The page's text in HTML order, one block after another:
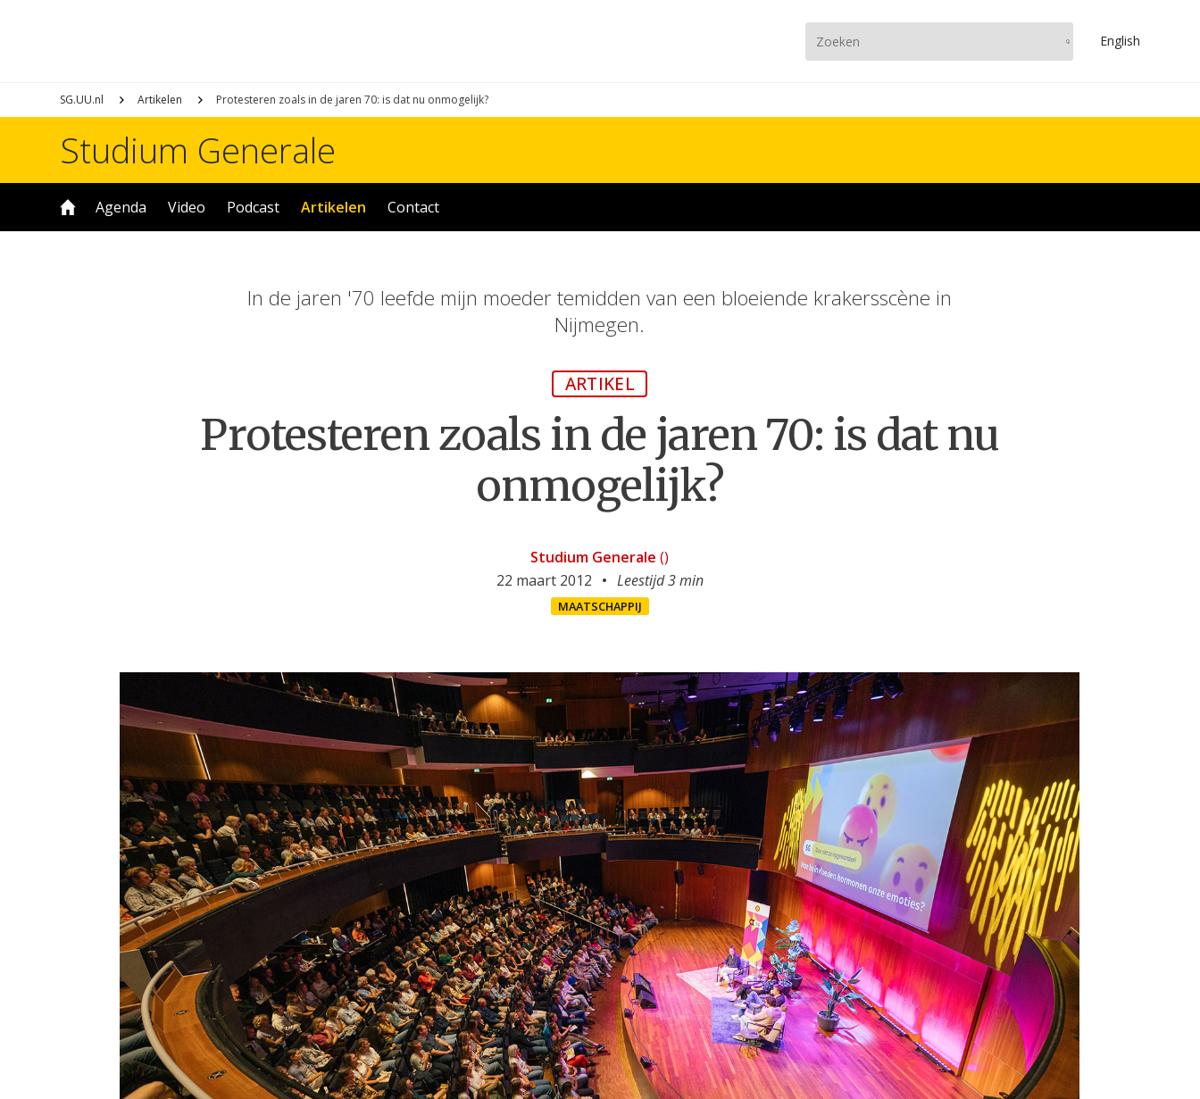
English
SG.UU.nl Artikelen Protesteren zoals in de jaren 70: is dat nu onmogelijk?
Studium Generale
Agenda Video Podcast Artikelen Contact
In de jaren '70 leefde mijn moeder temidden van een bloeiende krakersscène in
Nijmegen.
ARTIKEL
Protesteren zoals in de jaren 70: is dat nu
onmogelijk?
Studium Generale ()
22 maart 2012
Leestijd 3 min
MAATSCHAPPIJ